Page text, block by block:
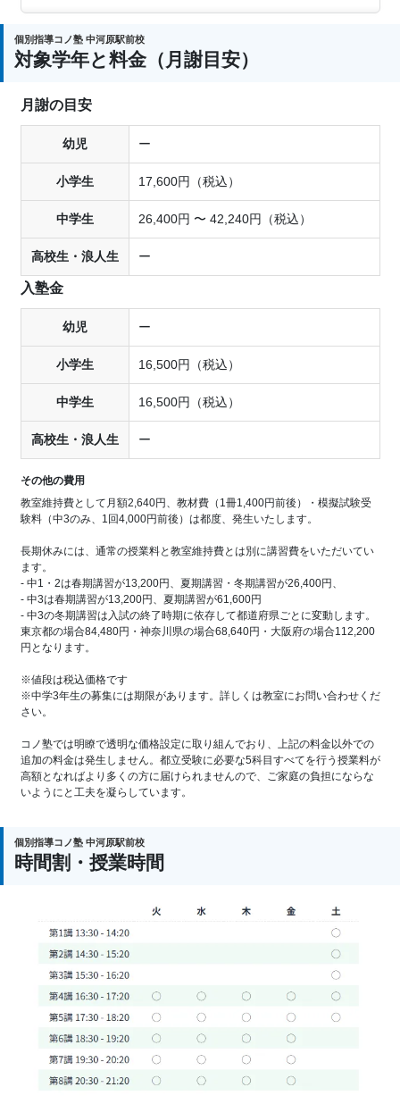
個別指導コノ塾 中河原駅前校
対象学年と料金（月謝目安）
月謝の目安
幼児 ー
小学生 17,600円（税込）
中学生 26,400円 〜 42,240円（税込）
高校生・浪人生 ー
入塾金
幼児 ー
小学生 16,500円（税込）
中学生 16,500円（税込）
高校生・浪人生 ー
その他の費用
教室維持費として月額2,640円、教材費（1冊1,400円前後）・模擬試験受
験料（中3のみ、1回4,000円前後）は都度、発生いたします。
長期休みには、通常の授業料と教室維持費とは別に講習費をいただいてい
ます。
- 中1・2は春期講習が13,200円、夏期講習・冬期講習が26,400円、
- 中3は春期講習が13,200円、夏期講習が61,600円
- 中3の冬期講習は入試の終了時期に依存して都道府県ごとに変動します。
東京都の場合84,480円・神奈川県の場合68,640円・大阪府の場合112,200
円となります。
※値段は税込価格です
※中学3年生の募集には期限があります。詳しくは教室にお問い合わせくだ
さい。
コノ塾では明瞭で透明な価格設定に取り組んでおり、上記の料金以外での
追加の料金は発生しません。都立受験に必要な5科目すべてを行う授業料が
高額となればより多くの方に届けられませんので、ご家庭の負担にならな
いようにと工夫を凝らしています。
個別指導コノ塾 中河原駅前校
時間割・授業時間